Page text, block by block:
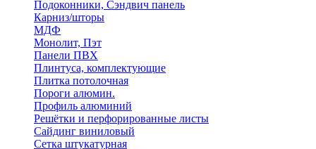
Подоконники, Сэндвич панель
Карниз/шторы
МДФ
Монолит, Пэт
Панели ПВХ
Плинтуса, комплектующие
Плитка потолочная
Пороги алюмин.
Профиль алюминий
Решётки и перфорированные листы
Сайдинг виниловый
Сетка штукатурная